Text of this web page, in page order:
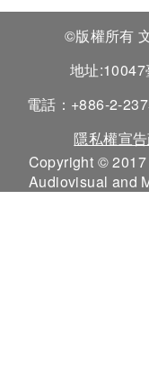
©版權所有
地址
電話：+886-2-
隱私權宣
Copyright ©
Audiovisual and